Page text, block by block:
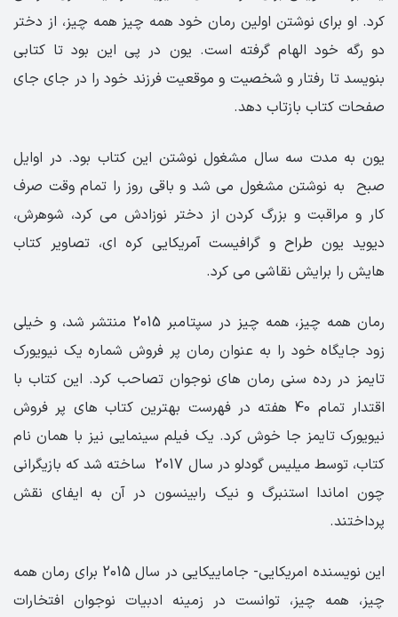
کرد. او برای نوشتن اولین رمان خود همه چیز همه چیز، از دختر
دو رگه خود الهام گرفته است. یون در پی این بود تا کتابی
بنویسد تا رفتار و شخصیت و موقعیت فرزند خود را در جای جای
صفحات کتاب بازتاب دهد.
یون به مدت سه سال مشغول نوشتن این کتاب بود. در اوایل
صبح به نوشتن مشغول می شد و باقی روز را تمام وقت صرف
کار و مراقبت و بزرگ کردن از دختر نوزادش می کرد، شوهرش،
دیوید یون طراح و گرافیست آمریکایی کره ای، تصاویر کتاب
هایش را برایش نقاشی می کرد.
رمان همه چیز، همه چیز در سپتامبر 2015 منتشر شد، و خیلی
زود جایگاه خود را به عنوان رمان پر فروش شماره یک نیویورک
تایمز در رده سنی رمان های نوجوان تصاحب کرد. این کتاب با
اقتدار تمام 40 هفته در فهرست بهترین کتاب های پر فروش
نیویورک تایمز جا خوش کرد. یک فیلم سینمایی نیز با همان نام
کتاب، توسط میلیس گودلو در سال 2017 ساخته شد که بازیگرانی
چون اماندا استنبرگ و نیک رابینسون در آن به ایفای نقش
پرداختند.
این نویسنده‌ امریکایی- جاماییکایی در سال 2015 برای رمان همه
چیز، همه چیز، توانست در زمینه ادبیات نوجوان افتخارات